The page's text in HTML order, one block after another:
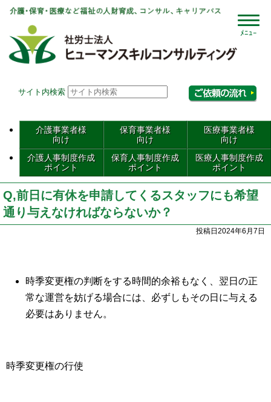
サイト内検索
介護事業者様
向け
保育事業者様
向け
医療事業者様
向け
介護人事制度作成
ポイント
保育人事制度作成
ポイント
医療人事制度作成
ポイント
Q,前日に有休を申請してくるスタッフにも希望
通り与えなければならないか？
投稿日2024年6月7日
時季変更権の判断をする時間的余裕もなく、翌日の正
常な運営を妨げる場合には、必ずしもその日に与える
必要はありません。
時季変更権の行使